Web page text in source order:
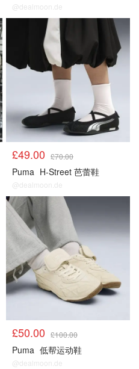
@dealmoon.de
£49.00 £70.00
Puma H-Street 芭蕾鞋
@dealmoon.de
£50.00 £100.00
Puma 低帮运动鞋
@dealmoon.de